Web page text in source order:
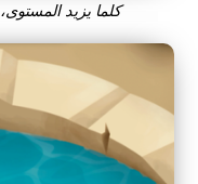
كلما يزيد